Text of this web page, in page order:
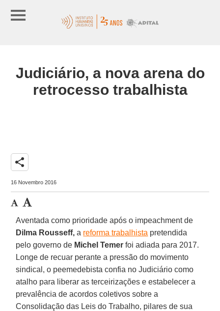
Judiciário, a nova arena do
retrocesso trabalhista
share
16 Novembro 2016
Aventada como prioridade após o impeachment de
Dilma Rousseff, a reforma trabalhista pretendida
pelo governo de Michel Temer foi adiada para 2017.
Longe de recuar perante a pressão do movimento
sindical, o peemedebista confia no Judiciário como
atalho para liberar as terceirizações e estabelecer a
prevalência de acordos coletivos sobre a
Consolidação das Leis do Trabalho, pilares de sua